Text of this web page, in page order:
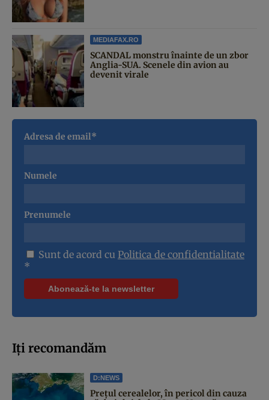
MEDIAFAX.RO
SCANDAL monstru înainte de un zbor
Anglia-SUA. Scenele din avion au
devenit virale
Adresa de email*
Numele
Prenumele
Sunt de acord cu Politica de confidentialitate
*
Iți recomandăm
D:NEWS
Prețul cerealelor, în pericol din cauza